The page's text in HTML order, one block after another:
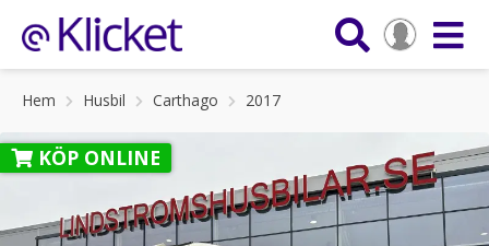
Hem Husbil Carthago 2017
KÖP ONLINE